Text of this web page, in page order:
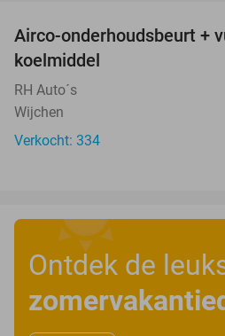
Airco-onderhoudsbeurt +
koelmiddel
RH Auto´s
Wijchen
Verkocht: 334
Ontdek de